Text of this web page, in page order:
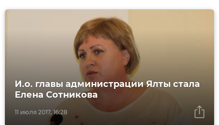
11 июля 2017, 16:28
И.о. главы администрации Ялты стала
Елена Сотникова